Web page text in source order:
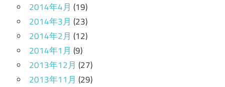
2014年4月 (19)
2014年3月 (23)
2014年2月 (12)
2014年1月 (9)
2013年12月 (27)
2013年11月 (29)